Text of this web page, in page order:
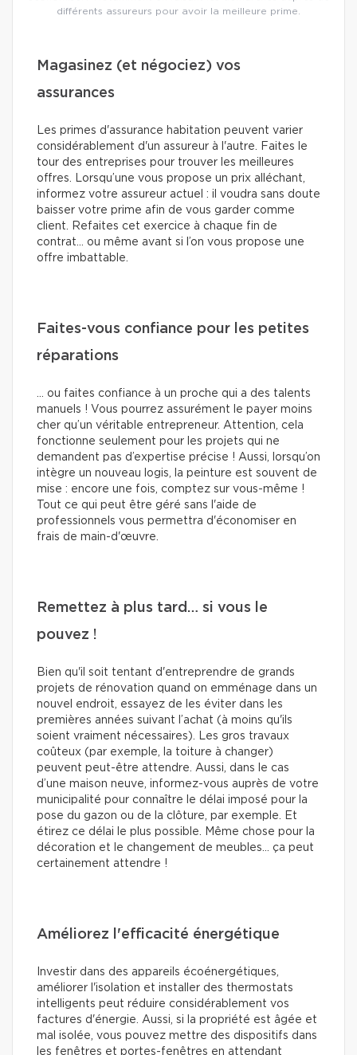
différents assureurs pour avoir la meilleure prime.
Magasinez (et négociez) vos
assurances
Les primes d'assurance habitation peuvent varier
considérablement d'un assureur à l'autre. Faites le
tour des entreprises pour trouver les meilleures
offres. Lorsqu’une vous propose un prix alléchant,
informez votre assureur actuel : il voudra sans doute
baisser votre prime afin de vous garder comme
client. Refaites cet exercice à chaque fin de
contrat… ou même avant si l’on vous propose une
offre imbattable.
Faites-vous confiance pour les petites
réparations
… ou faites confiance à un proche qui a des talents
manuels ! Vous pourrez assurément le payer moins
cher qu’un véritable entrepreneur. Attention, cela
fonctionne seulement pour les projets qui ne
demandent pas d’expertise précise ! Aussi, lorsqu’on
intègre un nouveau logis, la peinture est souvent de
mise : encore une fois, comptez sur vous-même !
Tout ce qui peut être géré sans l'aide de
professionnels vous permettra d'économiser en
frais de main-d'œuvre.
Remettez à plus tard… si vous le
pouvez !
Bien qu'il soit tentant d'entreprendre de grands
projets de rénovation quand on emménage dans un
nouvel endroit, essayez de les éviter dans les
premières années suivant l’achat (à moins qu'ils
soient vraiment nécessaires). Les gros travaux
coûteux (par exemple, la toiture à changer)
peuvent peut-être attendre. Aussi, dans le cas
d’une maison neuve, informez-vous auprès de votre
municipalité pour connaître le délai imposé pour la
pose du gazon ou de la clôture, par exemple. Et
étirez ce délai le plus possible. Même chose pour la
décoration et le changement de meubles… ça peut
certainement attendre !
Améliorez l'efficacité énergétique
Investir dans des appareils écoénergétiques,
améliorer l'isolation et installer des thermostats
intelligents peut réduire considérablement vos
factures d'énergie. Aussi, si la propriété est âgée et
mal isolée, vous pouvez mettre des dispositifs dans
les fenêtres et portes-fenêtres en attendant